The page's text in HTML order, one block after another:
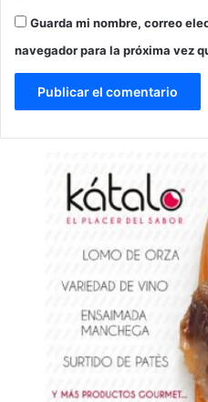
Guarda mi nombre, correo
navegador para la próxima vez